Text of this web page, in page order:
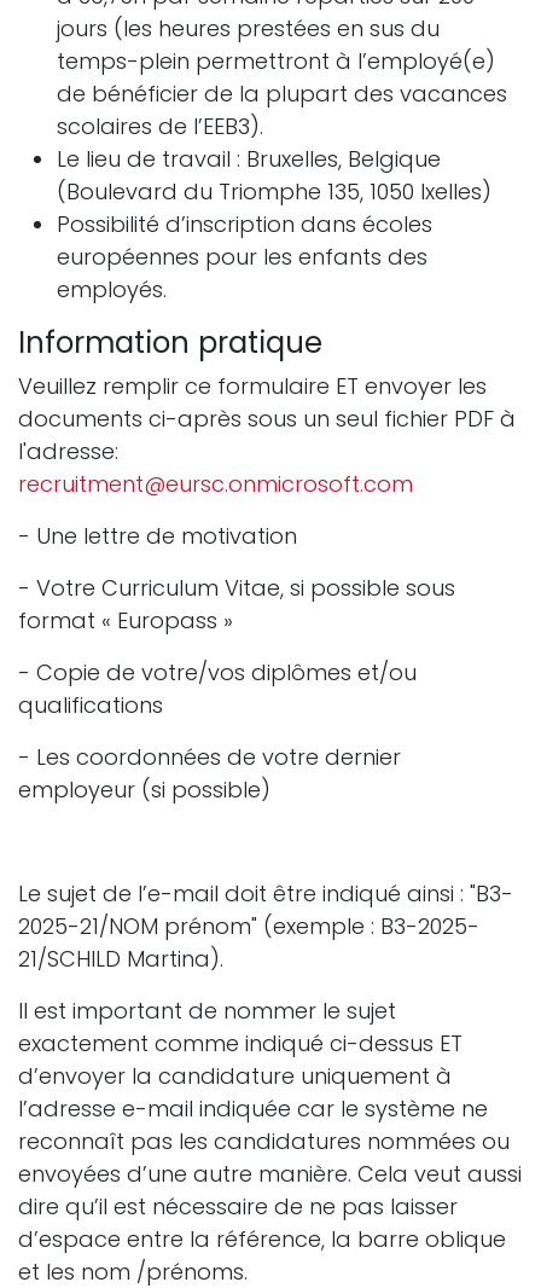
jours (les heures prestées en sus du
temps-plein permettront à l’employé(e)
de bénéficier de la plupart des vacances
scolaires de l’EEB3).
Le lieu de travail : Bruxelles, Belgique
(Boulevard du Triomphe 135, 1050 Ixelles)
Possibilité d’inscription dans écoles
européennes pour les enfants des
employés.
Information pratique
Veuillez remplir ce formulaire ET envoyer les
documents ci-après sous un seul fichier PDF à
l'adresse:
recruitment@eursc.onmicrosoft.com
- Une lettre de motivation
- Votre Curriculum Vitae, si possible sous
format « Europass »
- Copie de votre/vos diplômes et/ou
qualifications
- Les coordonnées de votre dernier
employeur (si possible)
Le sujet de l’e-mail doit être indiqué ainsi : "B3-
2025-21/NOM prénom" (exemple : B3-2025-
21/SCHILD Martina).
Il est important de nommer le sujet
exactement comme indiqué ci-dessus ET
d’envoyer la candidature uniquement à
l’adresse e-mail indiquée car le système ne
reconnaît pas les candidatures nommées ou
envoyées d’une autre manière. Cela veut aussi
dire qu’il est nécessaire de ne pas laisser
d’espace entre la référence, la barre oblique
et les nom /prénoms.